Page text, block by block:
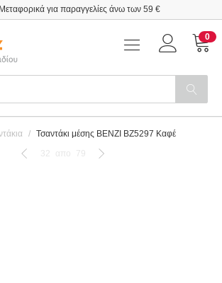
για παραγγελίες άνω των 59 €
0
/ Τσαντάκι μέσης BENZI BZ5297 Καφέ
32
απο 79